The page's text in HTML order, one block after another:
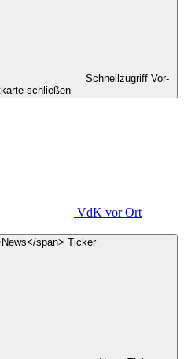
Schnellzugriff Vor-
schließen
VdK vor Ort
span> Ticker